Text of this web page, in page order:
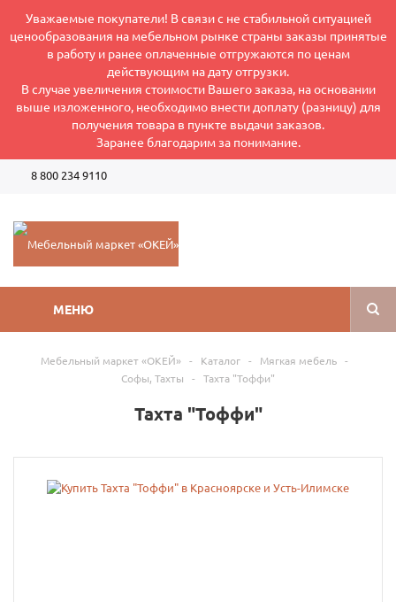
Уважаемые покупатели! В связи с не стабильной ситуацией
ценообразования на мебельном рынке страны заказы принятые
в работу и ранее оплаченные отгружаются по ценам
действующим на дату отгрузки.
В случае увеличения стоимости Вашего заказа, на основании
выше изложенного, необходимо внести доплату (разницу) для
получения товара в пункте выдачи заказов.
Заранее благодарим за понимание.
8 800 234 9110
МЕНЮ
Мебельный маркет «ОКЕЙ» - Каталог - Мягкая мебель -
Софы, Тахты
- Тахта "Тоффи"
Тахта "Тоффи"